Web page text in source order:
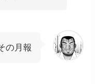
の月報